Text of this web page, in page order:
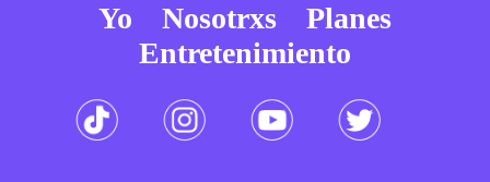
Yo Nosotrxs
Planes
Entretenimiento